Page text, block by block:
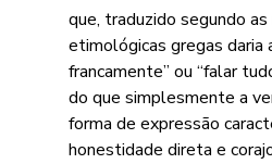
que, traduzido segundo as
etimológicas gregas daria
francamente” ou “falar
do que simplesmente a
forma de expressão
honestidade direta e